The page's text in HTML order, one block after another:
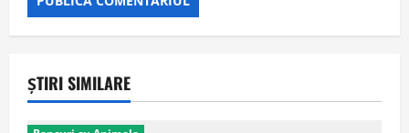
ȘTIRI SIMILARE